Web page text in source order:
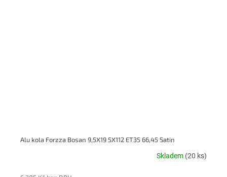
Alu kola Forzza Bosan 9,5X19 5X112 ET35 66,45 Satin
Skladem (20 ks)